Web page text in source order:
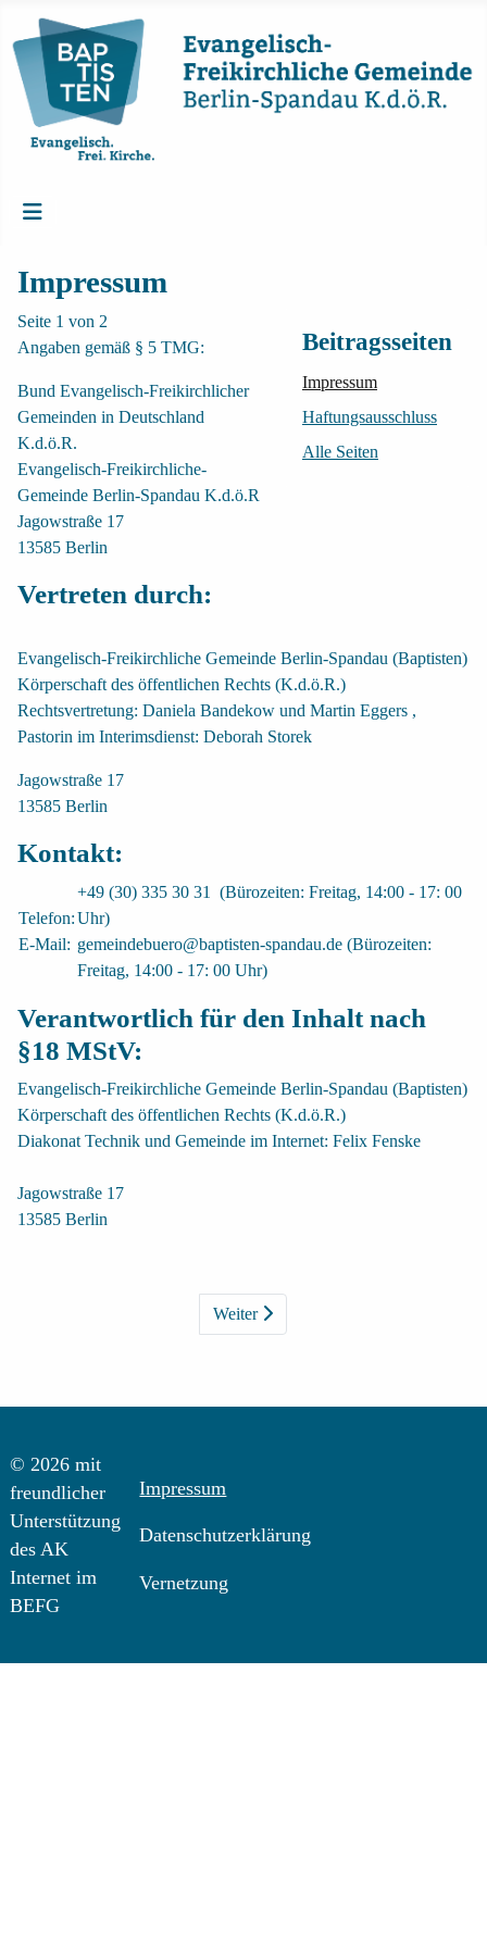
Impressum
Beitragsseiten
Impressum
Haftungsausschluss
Alle Seiten
Seite 1 von 2
Angaben gemäß § 5 TMG:
Bund Evangelisch-Freikirchlicher
Gemeinden in Deutschland
K.d.ö.R.
Evangelisch-Freikirchliche-
Gemeinde Berlin-Spandau K.d.ö.R
Jagowstraße 17
13585 Berlin
Vertreten durch:
Evangelisch-Freikirchliche Gemeinde Berlin-Spandau (Baptisten)
Körperschaft des öffentlichen Rechts (K.d.ö.R.)
Rechtsvertretung: Daniela Bandekow und Martin Eggers ,
Pastorin im Interimsdienst: Deborah Storek
Jagowstraße 17
13585 Berlin
Kontakt:
Telefon:
E-Mail:
+49 (30) 335 30 31 (Bürozeiten: Freitag, 14:00 - 17: 00
Uhr)
gemeindebuero@baptisten-spandau.de (Bürozeiten:
Freitag, 14:00 - 17: 00 Uhr)
Verantwortlich für den Inhalt nach
§18 MStV:
Evangelisch-Freikirchliche Gemeinde Berlin-Spandau (Baptisten)
Körperschaft des öffentlichen Rechts (K.d.ö.R.)
Diakonat Technik und Gemeinde im Internet: Felix Fenske
Jagowstraße 17
13585 Berlin
Weiter
© 2026 mit
freundlicher
Unterstützung
des AK
Internet im
BEFG
Impressum
Datenschutzerklärung
Vernetzung